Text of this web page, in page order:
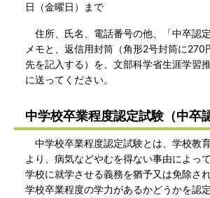
日（金曜日）まで
住所、氏名、電話番号の他、「中卒認
メモと、返信用封筒（角形2号封筒に270
先を記入する）を、文部科学省生涯学習
に送ってください。
中学校卒業程度認定試験（中卒
中学校卒業程度認定試験とは、学校教
より、病気などやむを得ない事由によっ
学校に就学させる義務を猶予又は免除さ
学校卒業程度の学力があるかどうかを認